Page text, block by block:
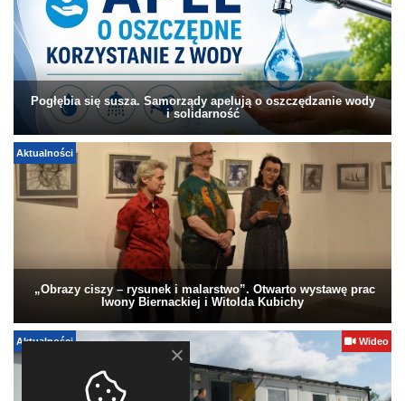
Pogłębia się susza. Samorządy apelują o oszczędzanie wody
i solidarność
Aktualności
„Obrazy ciszy – rysunek i malarstwo”. Otwarto wystawę prac
Iwony Biernackiej i Witolda Kubichy
Aktualności Wideo